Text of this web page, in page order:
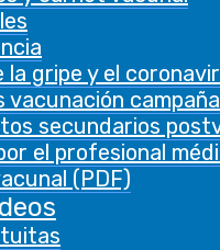
la gripe y el
vacunación
secundarios
el profesional
(PDF)
record the
for the
cookies in the
category
"Functional".
This cookie is